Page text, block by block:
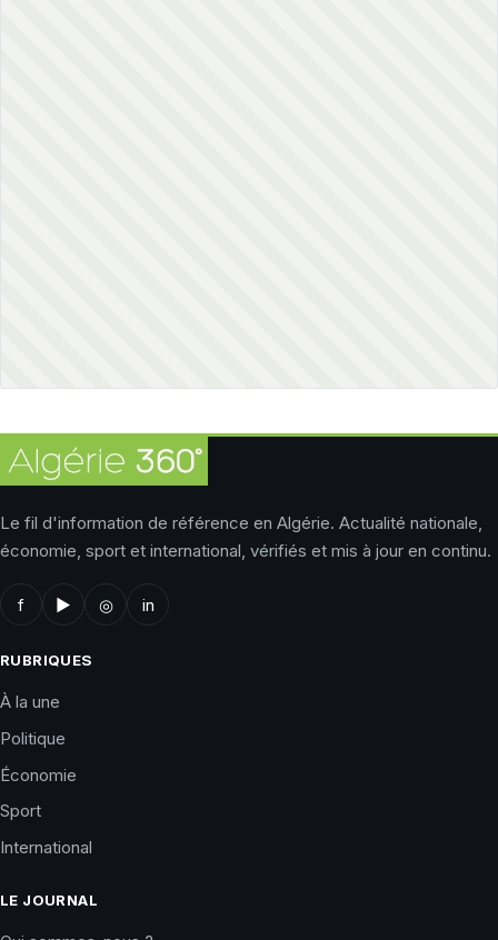
Le fil d'information de référence en Algérie. Actualité nationale,
économie, sport et international, vérifiés et mis à jour en continu.
f ▶ ◎ in
RUBRIQUES
À la une
Politique
Économie
Sport
International
LE JOURNAL